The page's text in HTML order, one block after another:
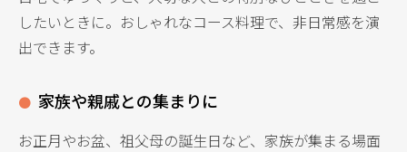
したいときに。おしゃれなコース料理で、非日常感を演
出できます。
家族や親戚との集まりに
お正月やお盆、祖父母の誕生日など、家族が集まる場面